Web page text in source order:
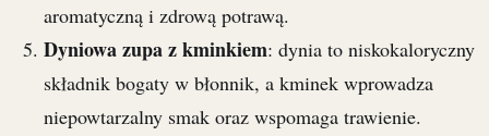
aromatyczną i zdrową potrawą.
Dyniowa zupa z kminkiem: dynia to niskokaloryczny
składnik bogaty w błonnik, a kminek wprowadza
niepowtarzalny smak oraz wspomaga trawienie.